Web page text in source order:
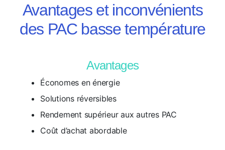
Avantages et inconvénients
des PAC basse température
Avantages
Économes en énergie
Solutions réversibles
Rendement supérieur aux autres PAC
Coût d’achat abordable